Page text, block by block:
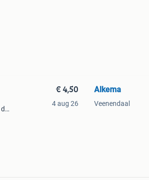
€ 4,50
4 aug 26
Alkema
Veenendaal